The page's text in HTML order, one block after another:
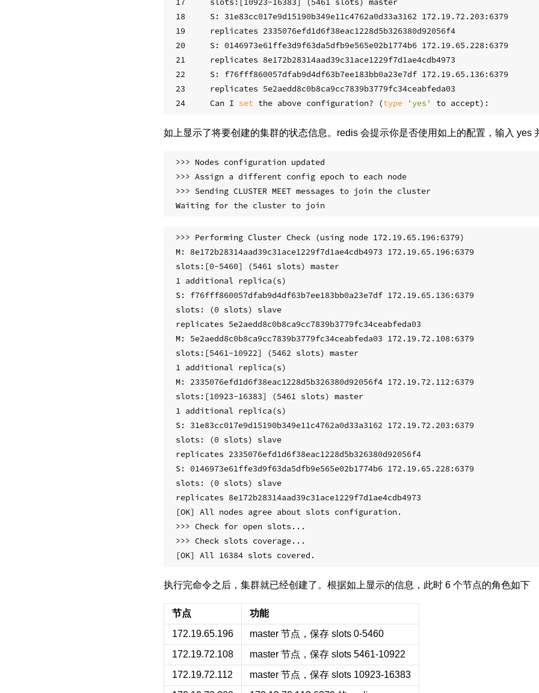
18
19
20
21
22
23
24
S: 31e83cc017e9d15190b349e11c4762a0d33a3162 172.19.72.203:6379
replicates 2335076efd1d6f38eac1228d5b326380d92056f4
S: 0146973e61ffe3d9f63da5dfb9e565e02b1774b6 172.19.65.228:6379
replicates 8e172b28314aad39c31ace1229f7d1ae4cdb4973
S: f76fff860057dfab9d4df63b7ee183bb0a23e7df 172.19.65.136:6379
replicates 5e2aedd8c0b8ca9cc7839b3779fc34ceabfeda03
Can I set the above configuration? (type 'yes' to accept):
如上显示了将要创建的集群的状态信息。redis 会提示你是否使用如上的配置，输入 yes
>>> Nodes configuration updated
>>> Assign a different config epoch to each node
>>> Sending CLUSTER MEET messages to join the cluster
>>> Performing Cluster Check (using node 172.19.65.196:6379)
M: 8e172b28314aad39c31ace1229f7d1ae4cdb4973 172.19.65.196:6379
slots:[0-5460] (5461 slots) master
1 additional replica(s)
S: f76fff860057dfab9d4df63b7ee183bb0a23e7df 172.19.65.136:6379
slots: (0 slots) slave
replicates 5e2aedd8c0b8ca9cc7839b3779fc34ceabfeda03
M: 5e2aedd8c0b8ca9cc7839b3779fc34ceabfeda03 172.19.72.108:6379
slots:[5461-10922] (5462 slots) master
1 additional replica(s)
M: 2335076efd1d6f38eac1228d5b326380d92056f4 172.19.72.112:6379
slots:[10923-16383] (5461 slots) master
1 additional replica(s)
S: 31e83cc017e9d15190b349e11c4762a0d33a3162 172.19.72.203:6379
slots: (0 slots) slave
replicates 2335076efd1d6f38eac1228d5b326380d92056f4
S: 0146973e61ffe3d9f63da5dfb9e565e02b1774b6 172.19.65.228:6379
slots: (0 slots) slave
replicates 8e172b28314aad39c31ace1229f7d1ae4cdb4973
[OK] All nodes agree about slots configuration.
>>> Check for open slots...
>>> Check slots coverage...
执行完命令之后，集群就已经创建了。根据如上显示的信息，此时 6 个节点的角色如下
节点
功能
172.19.65.196
master 节点，保存 slots 0-5460
172.19.72.108
master 节点，保存 slots 5461-10922
172.19.72.112
master 节点，保存 slots 10923-16383